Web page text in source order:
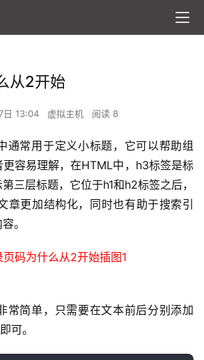
从2开始
日 13:04 虚拟主机 阅读 8
通常用于定义小标题，它可以帮助组
容易理解，在HTML中，h3标签是标
三层标题，它位于h1和h2标签之后，
章更加结构化，同时也有助于搜索引
。
常简单，只需要在文本前后分别添加
可。